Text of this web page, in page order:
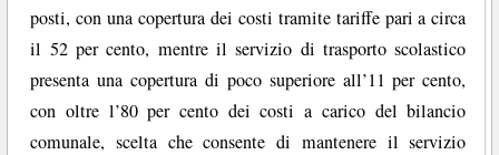
posti, con una copertura dei costi tramite tariffe pari a circa
il 52 per cento, mentre il servizio di trasporto scolastico
presenta una copertura di poco superiore all’11 per cento,
con oltre l’80 per cento dei costi a carico del bilancio
comunale, scelta che consente di mantenere il servizio